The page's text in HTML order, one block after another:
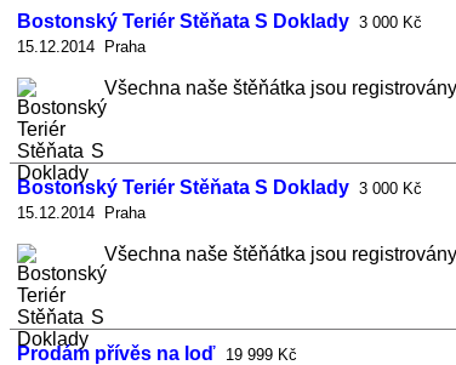
Bostonský Teriér Stěňata S Doklady 3 000 Kč
15.12.2014 Praha
Všechna naše štěňátka jsou
Bostonský Teriér Stěňata S Doklady 3 000 Kč
15.12.2014 Praha
Všechna naše štěňátka jsou
Prodám přívěs na loď 19 999 Kč